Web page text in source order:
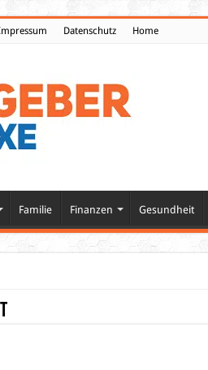
Datenschutz Home
Familie Finanzen Gesundheit